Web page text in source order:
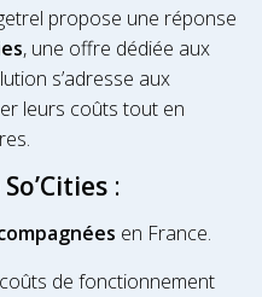
propose une réponse
, une offre dédiée aux
s’adresse aux
leurs coûts tout en
:
en France.
de fonctionnement